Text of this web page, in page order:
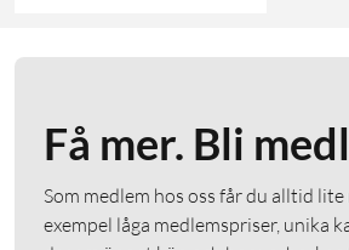
Få mer. Bli
Som medlem hos oss får du alltid lite
exempel låga medlemspriser, unika